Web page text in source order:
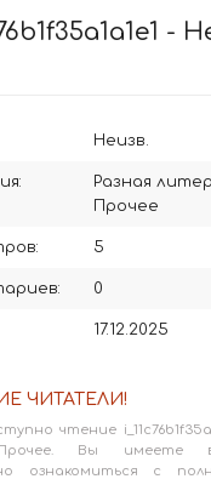
-
Неизв.
Разная
Прочее
5
0
17.12.2025
ЧИТАТЕЛИ!
чтение
Вы имеете
ознакомиться с